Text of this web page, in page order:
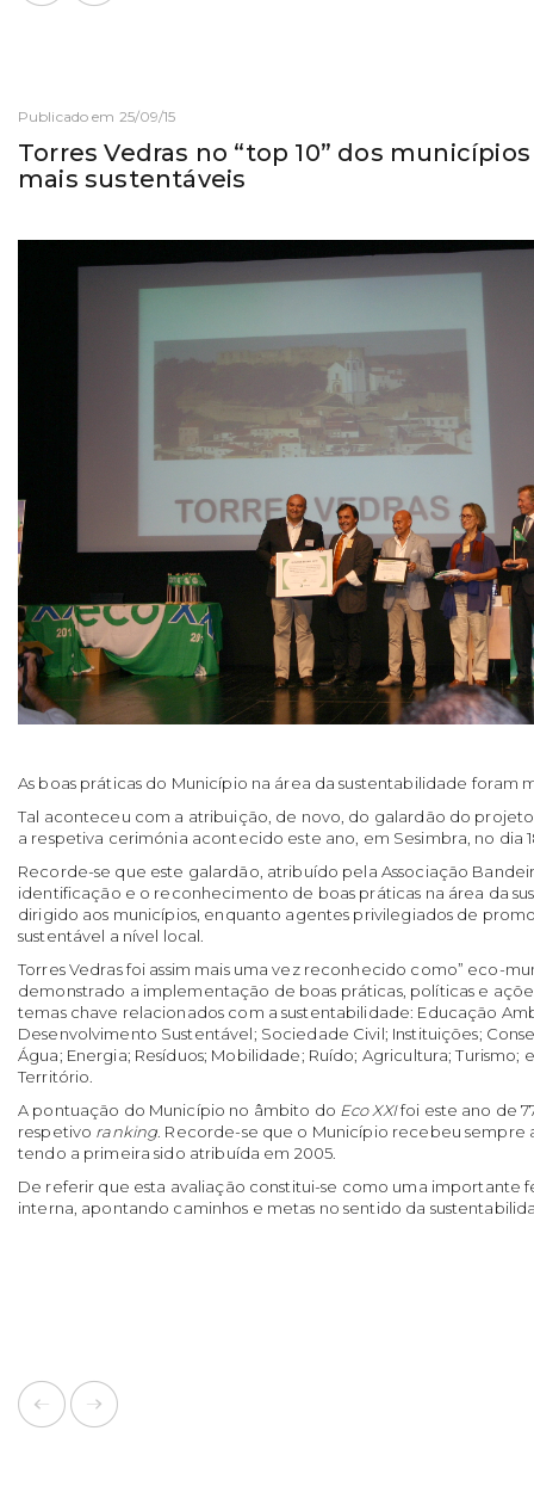
Publicado em 25/09/15
Torres Vedras no “top 10” dos
mais sustentáveis
As boas práticas do Município na área da sustentabilidade foram
Tal aconteceu com a atribuição, de novo, do galardão do
a respetiva cerimónia acontecido este ano, em Sesimbra, no dia
Recorde-se que este galardão, atribuído pela Associação
identificação e o reconhecimento de boas práticas na área da
dirigido aos municípios, enquanto agentes privilegiados de
sustentável a nível local.
Torres Vedras foi assim mais uma vez reconhecido como” eco-
demonstrado a implementação de boas práticas, políticas e
temas chave relacionados com a sustentabilidade: Educação
Desenvolvimento Sustentável; Sociedade Civil; Instituições;
Água; Energia; Resíduos; Mobilidade; Ruído; Agricultura;
Território.
A pontuação do Município no âmbito do Eco XXIfoi este ano de
respetivo ranking . Recorde-se que o Município recebeu
tendo a primeira sido atribuída em 2005.
De referir que esta avaliação constitui-se como uma importante
interna, apontando caminhos e metas no sentido da